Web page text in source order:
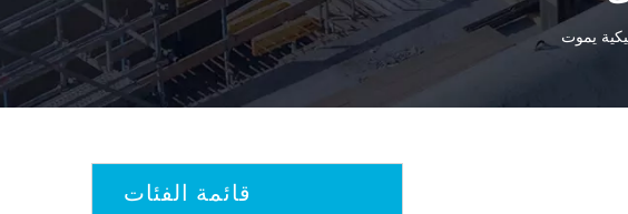
يموت
قائمة الفئات